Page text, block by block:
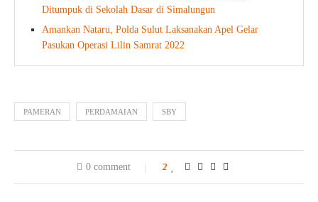
Ditumpuk di Sekolah Dasar di Simalungun
Amankan Nataru, Polda Sulut Laksanakan Apel Gelar
Pasukan Operasi Lilin Samrat 2022
PAMERAN PERDAMAIAN SBY
0 comment 2